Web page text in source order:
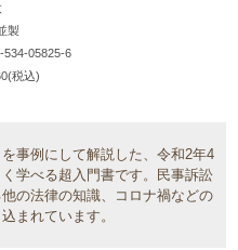
製
534-05825-6
税込)
事例にして解説した、令和2年4
学べる超入門書です。民事訴訟
の法律の知識、コロナ禍などの
まれています。